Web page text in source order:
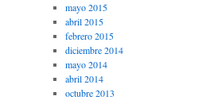
mayo 2015
abril 2015
febrero 2015
diciembre 2014
mayo 2014
abril 2014
octubre 2013